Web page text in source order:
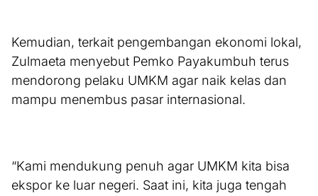
Kemudian, terkait pengembangan ekonomi lokal,
Zulmaeta menyebut Pemko Payakumbuh terus
mendorong pelaku UMKM agar naik kelas dan
mampu menembus pasar internasional.
“Kami mendukung penuh agar UMKM kita bisa
ekspor ke luar negeri. Saat ini, kita juga tengah